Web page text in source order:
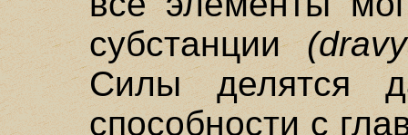
субстанции
Силы делятся
способности с